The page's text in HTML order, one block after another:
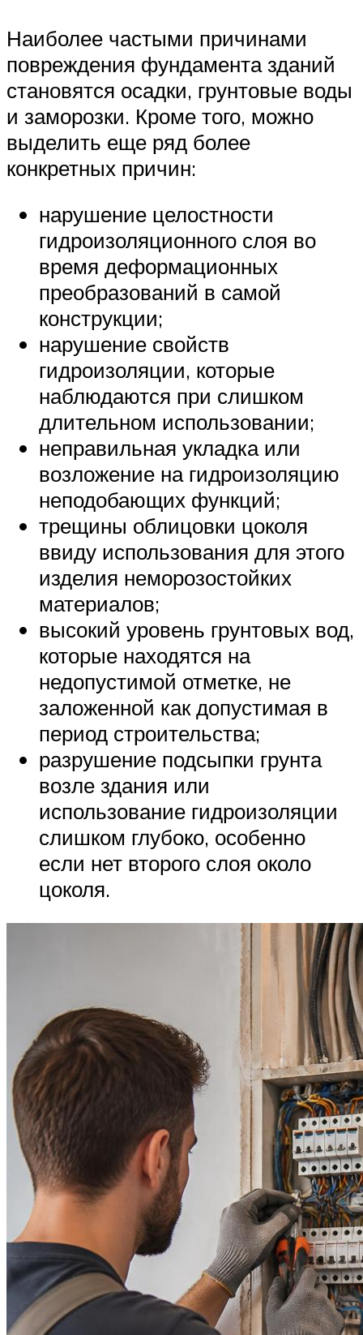
Наиболее частыми причинами
повреждения фундамента зданий
становятся осадки, грунтовые воды
и заморозки. Кроме того, можно
выделить еще ряд более
конкретных причин:
нарушение целостности
гидроизоляционного слоя во
время деформационных
преобразований в самой
конструкции;
нарушение свойств
гидроизоляции, которые
наблюдаются при слишком
длительном использовании;
неправильная укладка или
возложение на гидроизоляцию
неподобающих функций;
трещины облицовки цоколя
ввиду использования для этого
изделия неморозостойких
материалов;
высокий уровень грунтовых вод,
которые находятся на
недопустимой отметке, не
заложенной как допустимая в
период строительства;
разрушение подсыпки грунта
возле здания или
использование гидроизоляции
слишком глубоко, особенно
если нет второго слоя около
цоколя.